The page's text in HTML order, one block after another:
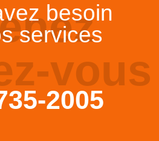
vous
besoin
services
2005